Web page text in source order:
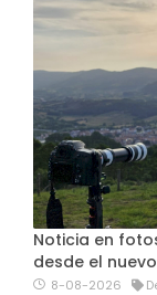
Noticia en
desde el
8-08-2026